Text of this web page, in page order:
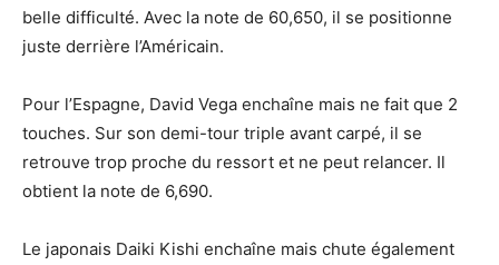
belle difficulté. Avec la note de 60,650, il se positionne
juste derrière l’Américain.
Pour l’Espagne, David Vega enchaîne mais ne fait que 2
touches. Sur son demi-tour triple avant carpé, il se
retrouve trop proche du ressort et ne peut relancer. Il
obtient la note de 6,690.
Le japonais Daiki Kishi enchaîne mais chute également